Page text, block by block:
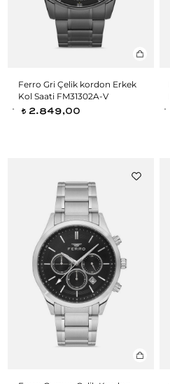
Ferro Gri Çelik kordon Erkek
Kol Saati FM31302A-V
t 2.849,00